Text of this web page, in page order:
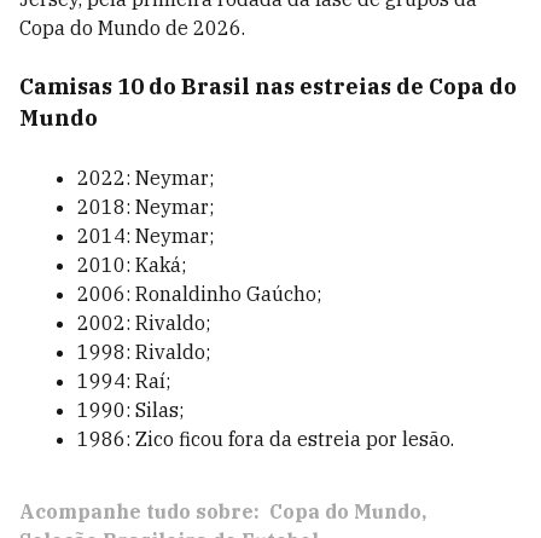
Copa do Mundo de 2026.
Camisas 10 do Brasil nas estreias de Copa do
Mundo
2022: Neymar;
2018: Neymar;
2014: Neymar;
2010: Kaká;
2006: Ronaldinho Gaúcho;
2002: Rivaldo;
1998: Rivaldo;
1994: Raí;
1990: Silas;
1986: Zico ficou fora da estreia por lesão.
Acompanhe tudo sobre: Copa do Mundo